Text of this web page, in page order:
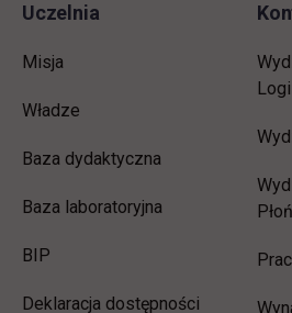
Uczelnia
Misja
Władze
Baza dydaktyczna
Baza laboratoryjna
BIP link otwiera się w nowej karcie
Deklaracja dostępności